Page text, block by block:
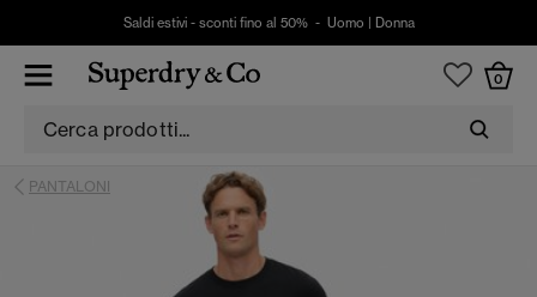
Saldi estivi - sconti fino al 50% - Uomo Donna
0
PANTALONI